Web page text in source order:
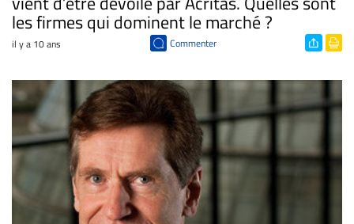
les firmes qui dominent le marché ?
il y a 10 ans Commenter